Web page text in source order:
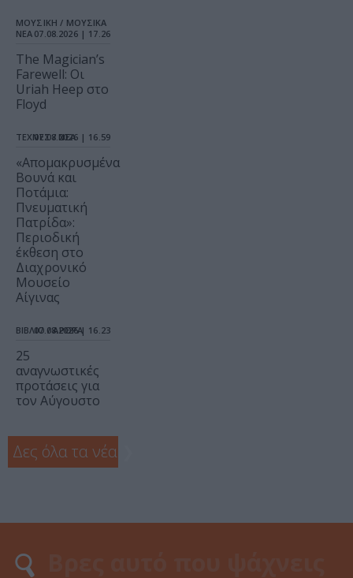
ΜΟΥΣΙΚΗ / ΜΟΥΣΙΚΑ
ΝΕΑ 07.08.2026 | 17.26
The Magician’s
Farewell: Οι
Uriah Heep στο
Floyd
ΤΕΧΝΕΣ / ΝΕΑ
07.08.2026 | 16.59
«Απομακρυσμένα
Βουνά και
Ποτάμια:
Πνευματική
Πατρίδα»:
Περιοδική
έκθεση στο
Διαχρονικό
Μουσείο
Αίγινας
ΒΙΒΛΙΟ / ΑΡΘΡΑ
07.08.2026 | 16.23
25
αναγνωστικές
προτάσεις για
τον Αύγουστο
Δες όλα τα νέα